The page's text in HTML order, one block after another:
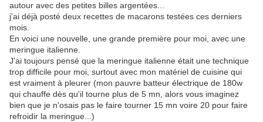
autour avec des petites billes argentées...
j'ai déjà posté deux recettes de macarons testées ces derniers
mois.
En voici une nouvelle, une grande première pour moi, avec une
meringue italienne.
J'ai toujours pensé que la meringue italienne était une technique
trop difficile pour moi, surtout avec mon matériel de cuisine qui
est vraiment à pleurer (mon pauvre batteur électrique de 180w
qui chauffe dès qu'il tourne plus de 5 mn, alors vous imaginez
bien que je n'osais pas le faire tourner 15 mn voire 20 pour faire
refroidir la meringue...)